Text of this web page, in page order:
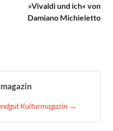
»Vivaldi und ich« von
Damiano Michieletto
Kulturmagazin →